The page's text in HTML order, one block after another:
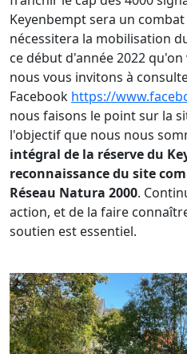
Keyenbempt sera un
nécessitera la mobilisation
ce début d'année 2022
nous vous invitons à
Facebook https://
nous faisons le point sur la
l'objectif que nous nous
intégral de la réserve du
reconnaissance du site
Réseau Natura 2000.
action, et de la faire
soutien est essentiel.